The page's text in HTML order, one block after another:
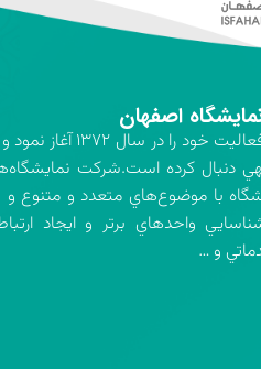
اصفهان
شركت نمايشگاه‌هاي بين‌المللي استان
دنبال كرده است.شركت
با موضوع‌هاي متعدد و متنوع
واحدهاي برتر و ايجاد
و …